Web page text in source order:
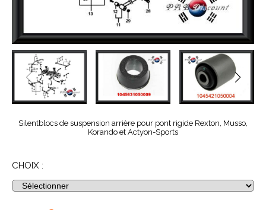
Silentblocs de suspension arrière pour pont rigide Rexton, Musso,
Korando et Actyon-Sports
CHOIX :